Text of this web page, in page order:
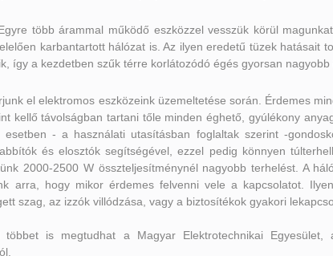
több árammal működő eszközzel vesszük körül
karbantartott hálózat is. Az ilyen eredetű tüzek hatásait
így a kezdetben szűk térre korlátozódó égés gyorsan nagyobb
el elektromos eszközeink üzemeltetése során. Érdemes
kellő távolságban tartani tőle minden éghető, gyúlékony
- a használati utasításban foglaltak szerint -
és elosztók segítségével, ezzel pedig könnyen
2000-2500 W összteljesítménynél nagyobb terhelést. A
arra, hogy mikor érdemes felvenni vele a kapcsolatot.
szag, az izzók villódzása, vagy a biztosítékok gyakori
is megtudhat a Magyar Elektrotechnikai